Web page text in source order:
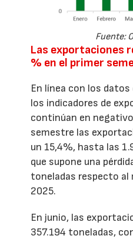
Fuente:
Las exportaciones
% en el primer
En línea con los
los indicadores de
continúan en
semestre las
un 15,4%, hasta las
que supone una
toneladas respecto al
2025.
En junio, las
357.194 toneladas,